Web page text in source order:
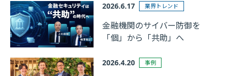
2026.6.17 業界トレンド
金融機関のサイバー防御を
「個」から「共助」へ
2026.4.20 事例